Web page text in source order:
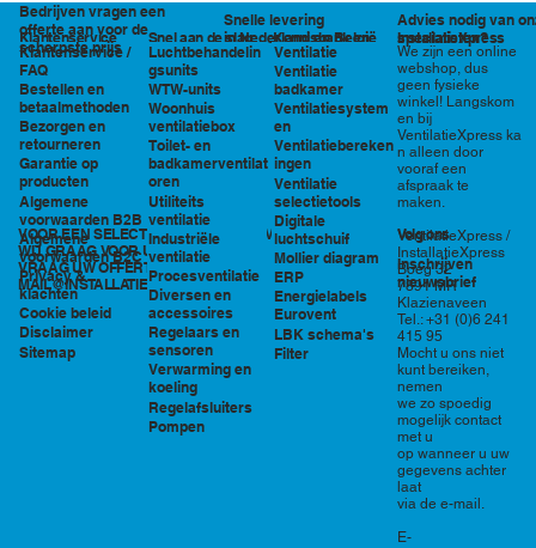
Klantenservice
Klantenservice /
FAQ
Bestellen en
betaalmethoden
Bezorgen en
retourneren
Garantie op
producten
Algemene
voorwaarden B2B
Algemene
voorwaarden B2C
Privacy &
klachten
Cookie beleid
Disclaimer
Sitemap
VOOR EEN SELECTIE EN PRIJSOPGAVE STAAN
WIJ GRAAG VOOR U KLAAR!
VRAAG UW OFFERTE AAN VIA
MAIL@INSTALLATIEXPRESS.NL
Bedrijven vragen een
offerte aan voor de
scherpste prijs
Snelle levering
in Nederland en België
Advies nodig van
specialisten?
Snel aan de slag
Luchtbehandelin
gsunits
WTW-units
Woonhuis
ventilatiebox
Toilet- en
badkamerventilat
oren
Utiliteits
ventilatie
Industriële
ventilatie
Procesventilatie
Diversen en
accessoires
Regelaars en
sensoren
Verwarming en
koeling
Regelafsluiters
Pompen
Kennisbank en
tools
Ventilatie
Ventilatie
badkamer
Ventilatiesystem
en
Ventilatiebereken
ingen
Ventilatie
selectietools
Digitale
luchtschuif
Mollier diagram
ERP
Energielabels
Eurovent
LBK schema's
Filter
We zijn een online
webshop, dus
geen fysieke
winkel! Langskom
en bij
VentilatieXpress ka
n alleen door
vooraf een
afspraak te
maken.
VentilatieXpress /
InstallatieXpress
Boeg 32
7891 MR
Klazienaveen
Tel.: +31 (0)6 241
415 95
Mocht u ons niet
kunt bereiken,
nemen
we zo spoedig
mogelijk contact
met u
op wanneer u uw
gegevens achter
laat
via de e-mail.
E-
InstallatieXpress
Volg ons
Inschrijven
nieuwsbrief